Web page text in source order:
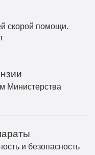
скорой помощи.
Министерства
и безопасность